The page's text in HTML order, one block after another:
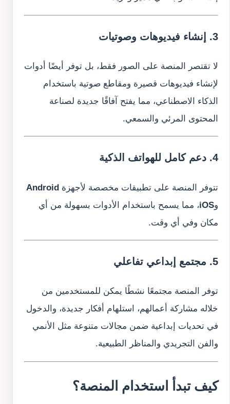
3. إنشاء فيديوهات وصوتيات
لا تقتصر المنصة على الصور فقط، بل توفر أيضًا أدوات
لإنشاء فيديوهات قصيرة ومقاطع صوتية باستخدام
الذكاء الاصطناعي، مما يفتح آفاقًا جديدة لصناعة
المحتوى المرئي والسمعي.
4. دعم كامل للهواتف الذكية
تتوفر المنصة على تطبيقات مخصصة لأجهزة Android
وiOS، مما يسمح باستخدام الأدوات بسهولة من أي
مكان وفي أي وقت.
5. مجتمع إبداعي تفاعلي
توفر المنصة مجتمعًا نشطًا يمكن للمستخدمين من
خلاله مشاركة أعمالهم، استلهام أفكار جديدة، والدخول
في تحديات إبداعية ضمن مجالات متنوعة مثل الأنمي
والفن التجريدي والمناظر الطبيعية.
كيف تبدأ استخدام المنصة؟